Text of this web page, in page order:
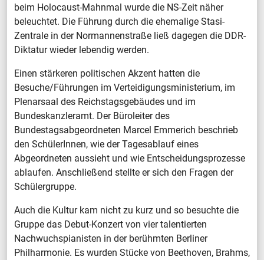
beim Holocaust-Mahnmal wurde die NS-Zeit näher
beleuchtet. Die Führung durch die ehemalige Stasi-
Zentrale in der Normannenstraße ließ dagegen die DDR-
Diktatur wieder lebendig werden.
Einen stärkeren politischen Akzent hatten die
Besuche/Führungen im Verteidigungsministerium, im
Plenarsaal des Reichstagsgebäudes und im
Bundeskanzleramt. Der Büroleiter des
Bundestagsabgeordneten Marcel Emmerich beschrieb
den SchülerInnen, wie der Tagesablauf eines
Abgeordneten aussieht und wie Entscheidungsprozesse
ablaufen. Anschließend stellte er sich den Fragen der
Schülergruppe.
Auch die Kultur kam nicht zu kurz und so besuchte die
Gruppe das Debut-Konzert von vier talentierten
Nachwuchspianisten in der berühmten Berliner
Philharmonie. Es wurden Stücke von Beethoven, Brahms,